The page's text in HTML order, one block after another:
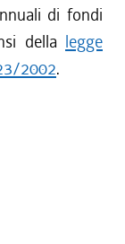
di fondi
della legge
2002.